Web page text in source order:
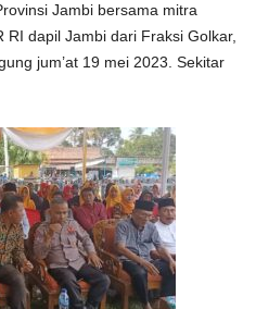
Jambi bersama mitra
RI dapil Jambi dari Fraksi Golkar,
jum’at 19 mei 2023. Sekitar